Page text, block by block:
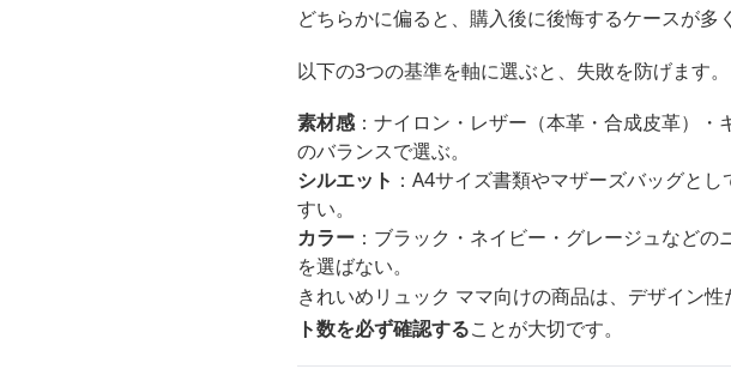
どちらかに偏ると、購入後に後悔するケースが多
以下の3つの基準を軸に選ぶと、失敗を防げます。
素材感：ナイロン・レザー（本革・合成皮革）・
のバランスで選ぶ。
シルエット ：A4サイズ書類やマザーズバッグと
すい。
カラー ：ブラック・ネイビー・グレージュなど
を選ばない。
きれいめリュック ママ向けの商品は、デザイン
ト数を必ず確認することが大切です。